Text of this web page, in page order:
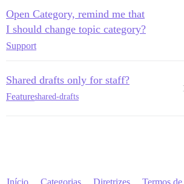
Open Category, remind me that
I should change topic category?
Support
Shared drafts only for staff?
Featureshared-drafts
Início Categorias Diretrizes Termos